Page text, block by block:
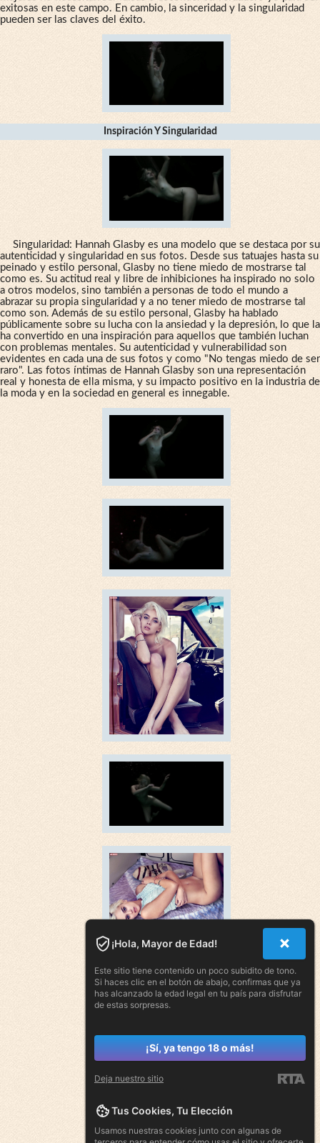
exitosas en este campo. En cambio, la sinceridad y la singularidad
pueden ser las claves del éxito.
Inspiración Y Singularidad
Singularidad: Hannah Glasby es una modelo que se destaca por su
autenticidad y singularidad en sus fotos. Desde sus tatuajes hasta su
peinado y estilo personal, Glasby no tiene miedo de mostrarse tal
como es. Su actitud real y libre de inhibiciones ha inspirado no solo
a otros modelos, sino también a personas de todo el mundo a
abrazar su propia singularidad y a no tener miedo de mostrarse tal
como son. Además de su estilo personal, Glasby ha hablado
públicamente sobre su lucha con la ansiedad y la depresión, lo que la
ha convertido en una inspiración para aquellos que también luchan
con problemas mentales. Su autenticidad y vulnerabilidad son
evidentes en cada una de sus fotos y como "No tengas miedo de ser
raro". Las fotos íntimas de Hannah Glasby son una representación
real y honesta de ella misma, y su impacto positivo en la industria de
la moda y en la sociedad en general es innegable.
¡Hola, Mayor de Edad!
Este sitio tiene contenido un poco subidito de tono.
Si haces clic en el botón de abajo, confirmas que ya
has alcanzado la edad legal en tu país para disfrutar
de estas sorpresas.
¡Sí, ya tengo 18 o más!
Deja nuestro sitio
Tus Cookies, Tu Elección
Usamos nuestras cookies junto con algunas de